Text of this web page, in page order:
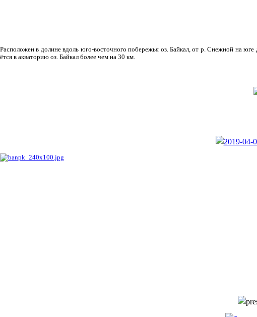
Рас­положен в долине вдоль юго-восточного побережья оз. Байкал, от р. Снежной на
ётся в акваторию оз. Байкал более чем на 30 км.